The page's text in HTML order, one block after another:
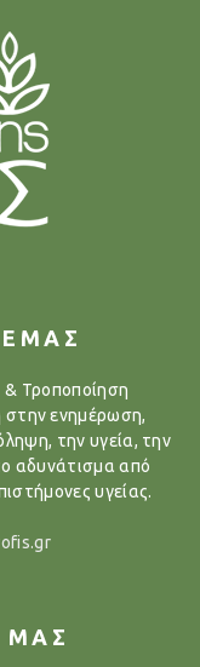
ΕΜΑΣ
Τροποποίηση
στην ενημέρωση,
την υγεία, την
αδυνάτισμα από
υγείας.
ΜΑΣ